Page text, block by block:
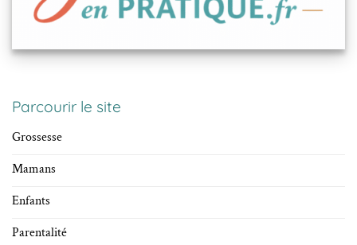
Parcourir le site
Grossesse
Mamans
Enfants
Parentalité